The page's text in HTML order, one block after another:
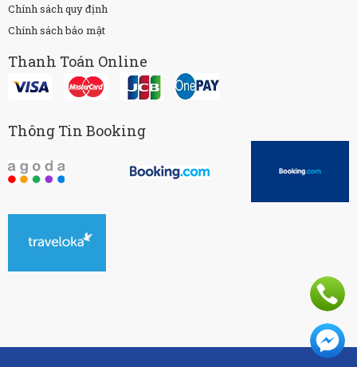
Chính sách quy định
Chính sách bảo mật
Thanh Toán Online
Thông Tin Booking